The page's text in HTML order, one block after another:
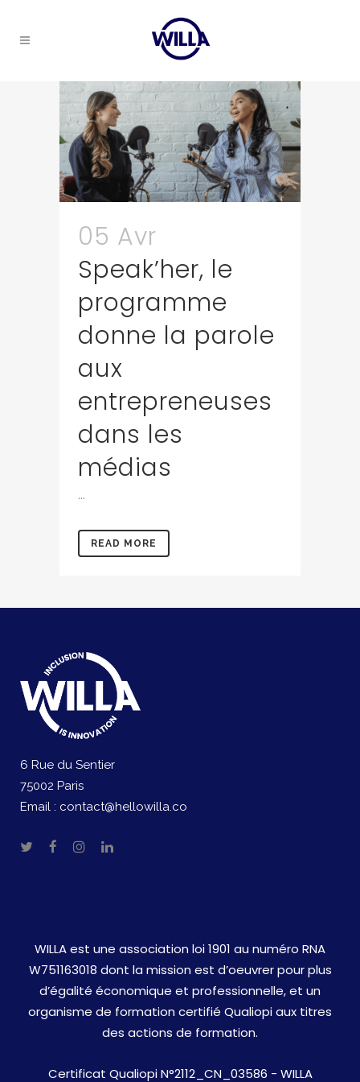
05 Avr
Speak’her, le
programme
donne la parole
aux
entrepreneuses
dans les
médias
...
READ MORE
6 Rue du Sentier
75002 Paris
Email : contact@hellowilla.co
WILLA est une association loi 1901 au numéro RNA
W751163018 dont la mission est d’oeuvrer pour plus
d’égalité économique et professionnelle, et un
organisme de formation certifié Qualiopi aux titres
des actions de formation.
Certificat Qualiopi N°2112_CN_03586 - WILLA